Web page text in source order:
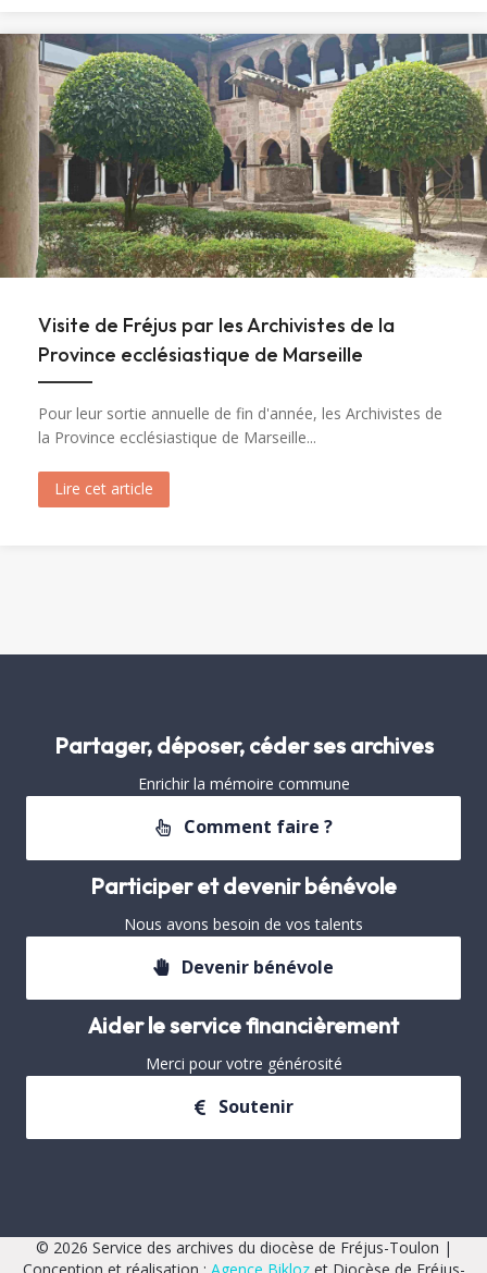
Visite de Fréjus par les Archivistes de la
Province ecclésiastique de Marseille
Pour leur sortie annuelle de fin d'année, les Archivistes de
la Province ecclésiastique de Marseille...
Lire cet article
Partager, déposer, céder ses archives
Enrichir la mémoire commune
Comment faire ?
Participer et devenir bénévole
Nous avons besoin de vos talents
Devenir bénévole
Aider le service financièrement
Merci pour votre générosité
Soutenir
© 2026 Service des archives du diocèse de Fréjus-Toulon |